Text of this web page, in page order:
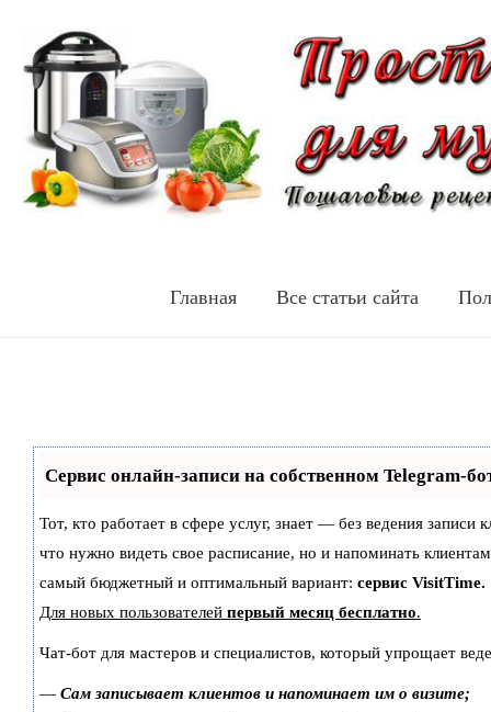
Главная Все статьи сайта
Сервис онлайн-записи на собственном Telegram-
Тот, кто работает в сфере услуг, знает — без ведения записи
что нужно видеть свое расписание, но и напоминать
самый бюджетный и оптимальный вариант: сервис VisitTime.
Для новых пользователей первый месяц бесплатно.
Чат-бот для мастеров и специалистов, который упрощает
— Сам записывает клиентов и напоминает им о визите;